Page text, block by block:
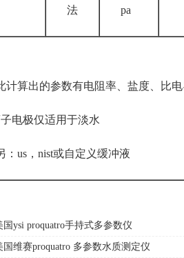
法
pa
出的参数有电阻率、盐度、比电
极仅适用于淡水
，nist或自定义缓冲液
国ysi proquatro手持式多参数仪
国维赛proquatro 多参数水质测定仪